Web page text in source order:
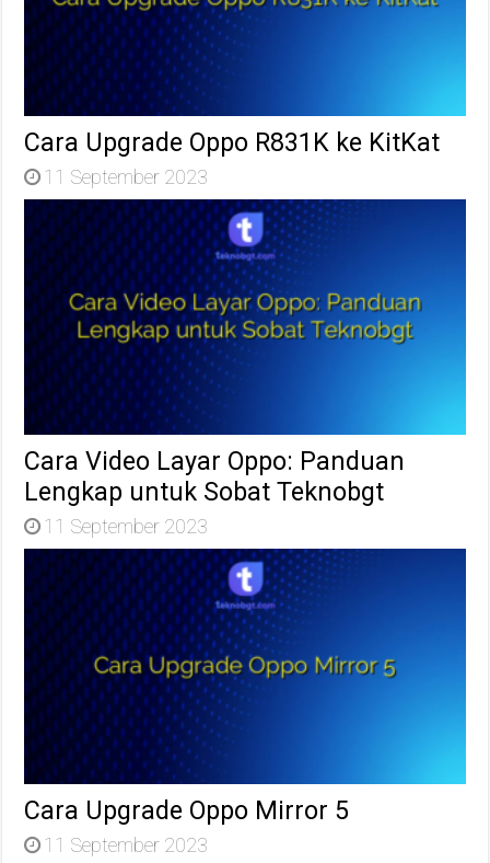
Cara Upgrade Oppo R831K ke KitKat
11 September 2023
Cara Video Layar Oppo: Panduan
Lengkap untuk Sobat Teknobgt
11 September 2023
Cara Upgrade Oppo Mirror 5
11 September 2023